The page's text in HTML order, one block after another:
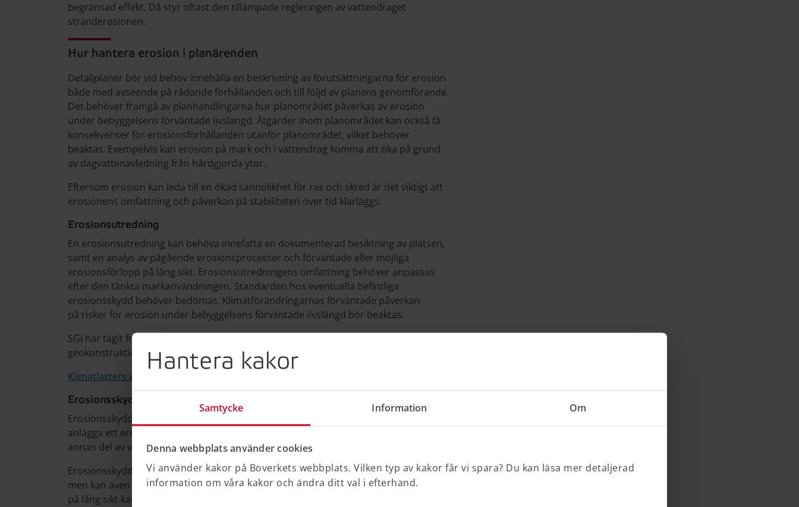
Hantera kakor
Samtycke Information Om
Denna webbplats använder cookies
Vi använder kakor på Boverkets webbplats. Vilken typ av kakor får vi spara? Du kan läsa mer detaljerad
information om våra kakor och ändra ditt val i efterhand.
begränsad effekt. Då styr oftast den tillämpade regleringen av vattendraget
stranderosionen.
Hur hantera erosion i planärenden
Detaljplaner bör vid behov innehålla en beskrivning av förutsättningarna för erosion
både med avseende på rådande förhållanden och till följd av planens genomförande.
Det behöver framgå av planhandlingarna hur planområdet påverkas av erosion
under bebyggelsens förväntade livslängd. Åtgärder inom planområdet kan också få
konsekvenser för erosionsförhållanden utanför planområdet, vilket behöver
beaktas. Exempelvis kan erosion på mark och i vattendrag komma att öka på grund
av dagvattenavledning från hårdgjorda ytor.
Eftersom erosion kan leda till en ökad sannolikhet för ras och skred är det viktigt att
erosionens omfattning och påverkan på stabiliteten över tid klarläggs.
Erosionsutredning
En erosionsutredning kan behöva innefatta en dokumenterad besiktning av platsen,
samt en analys av pågående erosionsprocesser och förväntade eller möjliga
erosionsförlopp på lång sikt. Erosionsutredningens omfattning behöver anpassas
efter den tänkta markanvändningen. Standarden hos eventuella befintliga
erosionsskydd behöver bedömas. Klimatförändringarnas förväntade påverkan
på risker för erosion under bebyggelsens förväntade livslängd bör beaktas.
SGI har tagit fram en rapport som heter "Klimatlasters effekter på naturlig mark och
geokonstruktioner".
Klimatlasters effekter på naturlig mark och geokonstruktioner (på DiVA:s webbplats)
Erosionsskydd
Erosionsskydd kan påverka och förhindra ett vattendrags naturliga förlopp. Att
anlägga ett erosionsskydd inom ett område kan innebära att erosionen ökar i en
annan del av vattendraget.
Erosionsskydd används ofta som komplement till övriga stabilitetshöjande åtgärder,
men kan även användas som enskild åtgärd. För att markens stabilitet ska bibehållas
på lång sikt kan det krävas underhåll av erosionsskydden. Ansvaret för underhåll